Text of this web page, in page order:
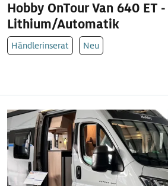
Hobby OnTour Van 640 ET -
Lithium/Automatik
Händlerinserat Neu